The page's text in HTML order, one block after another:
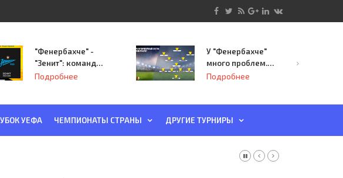
"Фенербахче" -
"Зенит": команда
Семака начинает
Подробнее
У "Фенербахче"
много проблем.
Но он опасен для
Подробнее
УЕФА ЧЕМПИОНАТЫ СТРАНЫ ДРУГИЕ ТУРНИРЫ